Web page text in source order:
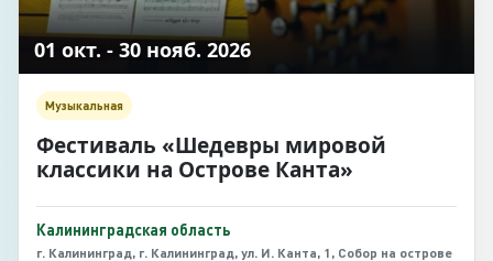
01 окт. - 30 нояб. 2026
Музыкальная
Фестиваль «Шедевры мировой
классики на Острове Канта»
Калининградская область
г. Калининград, г. Калининград, ул. И. Канта, 1, Собор на острове